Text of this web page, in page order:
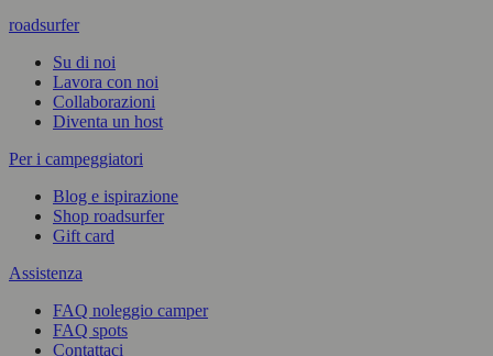
roadsurfer
Su di noi
Lavora con noi
Collaborazioni
Diventa un host
Per i campeggiatori
Blog e ispirazione
Shop roadsurfer
Gift card
Assistenza
FAQ noleggio camper
FAQ spots
Contattaci